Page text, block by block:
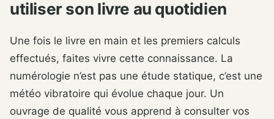
utiliser son livre au quotidien
Une fois le livre en main et les premiers calculs
effectués, faites vivre cette connaissance. La
numérologie n’est pas une étude statique, c’est une
météo vibratoire qui évolue chaque jour. Un
ouvrage de qualité vous apprend à consulter vos